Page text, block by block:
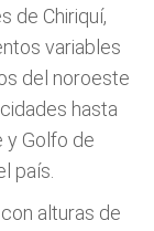
de Chiriquí,
variables
del noroeste
hasta
y Golfo de
país.
alturas de